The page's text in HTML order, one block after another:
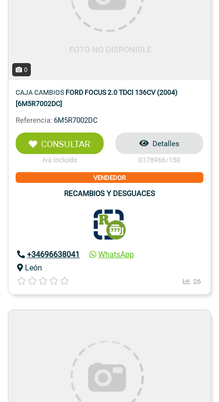
0
CAJA CAMBIOS FORD FOCUS 2.0 TDCI 136CV (2004)
[6M5R7002DC]
Referencia: 6M5R7002DC
CONSULTAR
Iva Incluido
Detalles
0178966/150
VENDEDOR
RECAMBIOS Y DESGUACES
+34696638041
WhatsApp
León
26